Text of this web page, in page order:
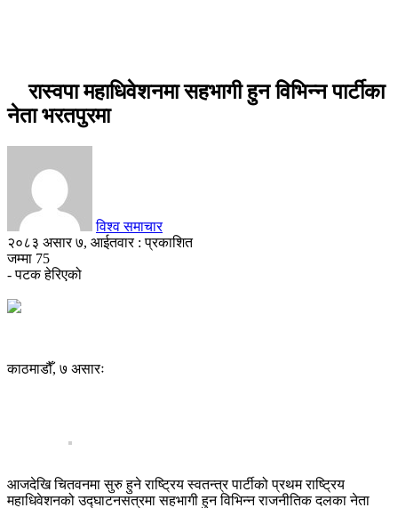
रास्वपा महाधिवेशनमा सहभागी हुन विभिन्न पार्टीका
नेता भरतपुरमा
विश्व समाचार
२०८३ असार ७, आईतवार : प्रकाशित
जम्मा 75
- पटक हेरिएको
काठमाडौँ, ७ असारः
आजदेखि चितवनमा सुरु हुने राष्ट्रिय स्वतन्त्र पार्टीको प्रथम राष्ट्रिय
महाधिवेशनको उद्घाटनसत्रमा सहभागी हुन विभिन्न राजनीतिक दलका नेता